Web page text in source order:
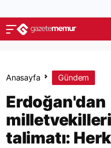
Anasayfa Gündem
Erdoğan'dan
talimatı: